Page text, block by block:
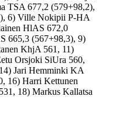
TSA 677,2 (579+98,2),
6) Ville Nokipii P-HA
HlAS 672,0
665,3 (567+98,3), 9)
KhjA 561, 11)
Orsjoki SiUra 560,
Jari Hemminki KA
16) Harri Kettunen
18) Markus Kallatsa